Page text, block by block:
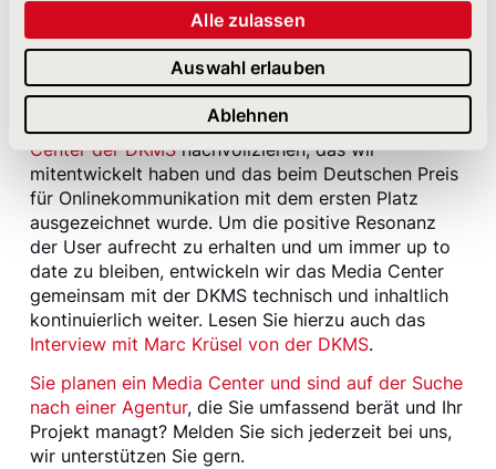
Alle zulassen
Auswahl erlauben
Ablehnen
bekommen. Ein Download-Paket mit
Logos in unterschiedlicher
Auflösung für Print und Web hilft
hier weiter.
Die einzelnen Punkte können Sie auch beim
Center der DKMSnachvollziehen, das wir
mitentwickelt haben und das beim Deutschen Preis
für Onlinekommunikation mit dem ersten Platz
ausgezeichnet wurde. Um die positive Resonanz
der User aufrecht zu erhalten und um immer up to
date zu bleiben, entwickeln wir das Media Center
gemeinsam mit der DKMS technisch und inhaltlich
kontinuierlich weiter. Lesen Sie hierzu auch das
Interview mit Marc Krüsel von der DKMS.
Sie planen ein Media Center und sind auf der Suche
nach einer Agentur, die Sie umfassend berät und Ihr
Projekt managt? Melden Sie sich jederzeit bei uns,
wir unterstützen Sie gern.